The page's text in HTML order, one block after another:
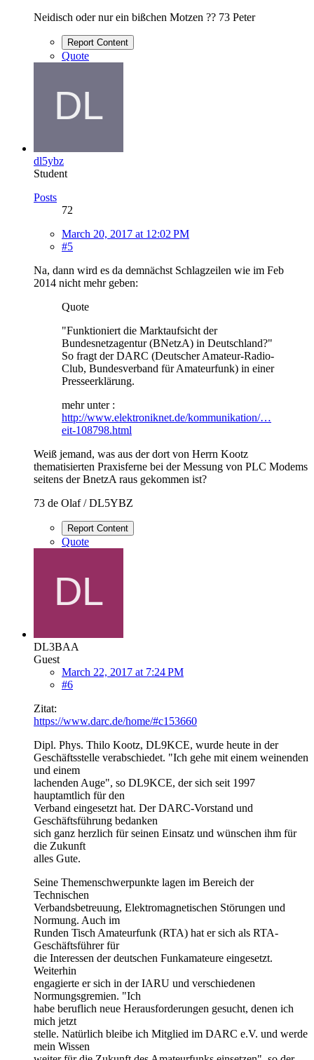
Neidisch oder nur ein bißchen Motzen ?? 73 Peter
Report Content
Quote
dl5ybz
Student
Posts
72
March 20, 2017 at 12:02 PM
#5
Na, dann wird es da demnächst Schlagzeilen wie im Feb
2014 nicht mehr geben:
Quote
"Funktioniert die Marktaufsicht der
Bundesnetzagentur (BNetzA) in Deutschland?"
So fragt der DARC (Deutscher Amateur-Radio-
Club, Bundesverband für Amateurfunk) in einer
Presseerklärung.
mehr unter :
http://www.elektroniknet.de/kommunikation/…
eit-108798.html
Weiß jemand, was aus der dort von Herrn Kootz
thematisierten Praxisferne bei der Messung von PLC Modems
seitens der BnetzA raus gekommen ist?
73 de Olaf / DL5YBZ
Report Content
Quote
DL3BAA
Guest
March 22, 2017 at 7:24 PM
#6
Zitat:
https://www.darc.de/home/#c153660
Dipl. Phys. Thilo Kootz, DL9KCE, wurde heute in der
Geschäftsstelle verabschiedet. "Ich gehe mit einem weinenden
und einem
lachenden Auge", so DL9KCE, der sich seit 1997
hauptamtlich für den
Verband eingesetzt hat. Der DARC-Vorstand und
Geschäftsführung bedanken
sich ganz herzlich für seinen Einsatz und wünschen ihm für
die Zukunft
alles Gute.
Seine Themenschwerpunkte lagen im Bereich der
Technischen
Verbandsbetreuung, Elektromagnetischen Störungen und
Normung. Auch im
Runden Tisch Amateurfunk (RTA) hat er sich als RTA-
Geschäftsführer für
die Interessen der deutschen Funkamateure eingesetzt.
Weiterhin
engagierte er sich in der IARU und verschiedenen
Normungsgremien. "Ich
habe beruflich neue Herausforderungen gesucht, denen ich
mich jetzt
stelle. Natürlich bleibe ich Mitglied im DARC e.V. und werde
mein Wissen